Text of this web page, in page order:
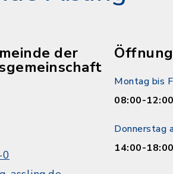
der
Montag bis
08:00-
Donnerstag
14:00-